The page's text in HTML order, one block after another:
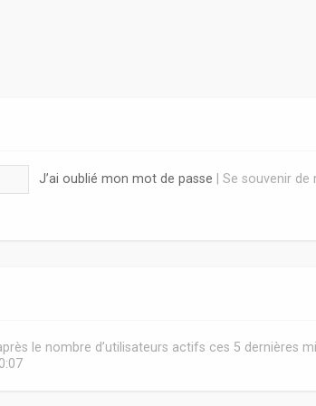
J’ai oublié mon mot de passe Se souvenir de
le nombre d’utilisateurs actifs ces 5 dernières